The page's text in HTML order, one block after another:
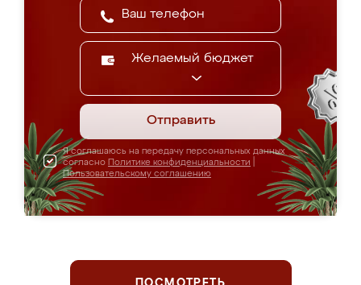
Желаемый бюджет
Отправить
Я соглашаюсь на передачу персональных данных
согласно Политике конфиденциальности
Пользовательскому соглашению